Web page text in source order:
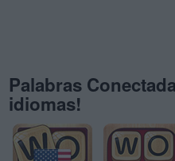
Palabras
idiomas!